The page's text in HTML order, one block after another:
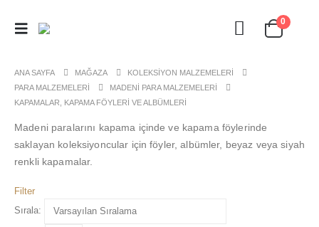
0
ANA SAYFA MAĞAZA
KOLEKSIYON MALZEMELERI
PARA MALZEMELERI
MADENI PARA MALZEMELERI
KAPAMALAR, KAPAMA FÖYLERI VE ALBÜMLERI
Madeni paralarını kapama içinde ve kapama föylerinde
saklayan koleksiyoncular için föyler, albümler, beyaz veya siyah
renkli kapamalar.
Filter
Sırala: